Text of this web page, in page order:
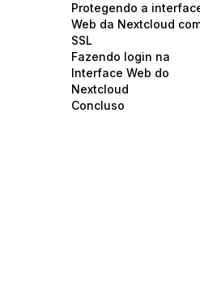
Storage
Browse all
Startups and SMBs
Web and App Platforms
See all
Protegendo a
Web da Nextcloud
SSL
Fazendo login na
Interface Web do
Nextcloud
Concluso